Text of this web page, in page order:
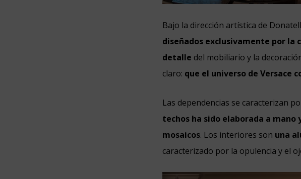
Bajo la dirección artística de
diseñados exclusivamente por la
detalle del mobiliario y la
claro: que el universo de Versace
Las dependencias se caracterizan
techos ha sido elaborada a
mosaicos. Los interiores son una
caracterizado por la opulencia y el